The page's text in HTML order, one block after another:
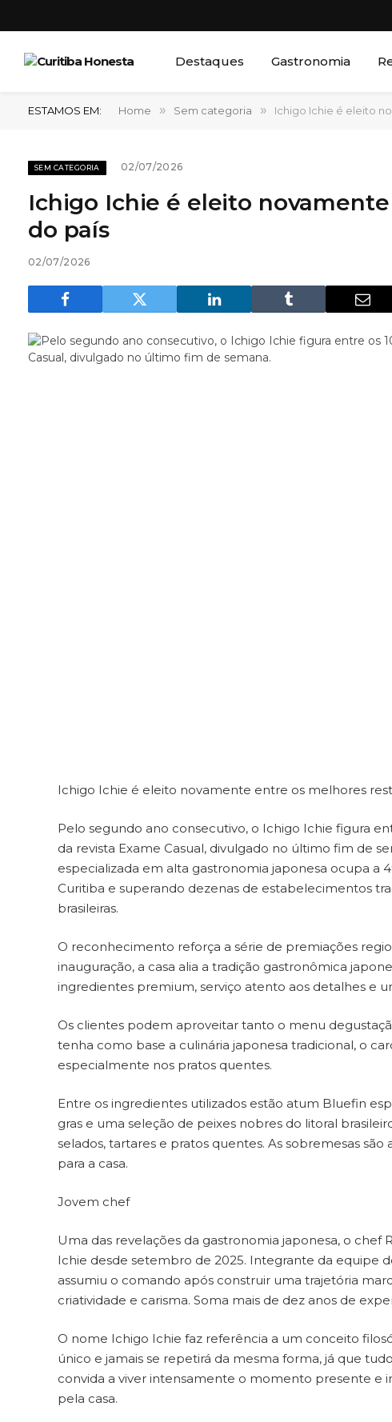
Destaques Gastronomia
ESTAMOS EM: Home » Sem categoria » Ichigo Ichie é eleito
SEM CATEGORIA 02/07/2026
Ichigo Ichie é eleito
do país
02/07/2026
Ichigo Ichie é eleito novamente entre os melhores
Pelo segundo ano consecutivo, o Ichigo Ichie figura
da revista Exame Casual, divulgado no último fim de
especializada em alta gastronomia japonesa ocupa a
Curitiba e superando dezenas de estabelecimentos
brasileiras.
O reconhecimento reforça a série de premiações
inauguração, a casa alia a tradição gastronômica
ingredientes premium, serviço atento aos detalhes e
Os clientes podem aproveitar tanto o menu
tenha como base a culinária japonesa tradicional, o
especialmente nos pratos quentes.
Entre os ingredientes utilizados estão atum Bluefin
gras e uma seleção de peixes nobres do litoral
selados, tartares e pratos quentes. As sobremesas
para a casa.
Jovem chef
Uma das revelações da gastronomia japonesa, o chef
Ichie desde setembro de 2025. Integrante da equipe
assumiu o comando após construir uma trajetória
criatividade e carisma. Soma mais de dez anos de
O nome Ichigo Ichie faz referência a um conceito
único e jamais se repetirá da mesma forma, já que
convida a viver intensamente o momento presente e
pela casa.